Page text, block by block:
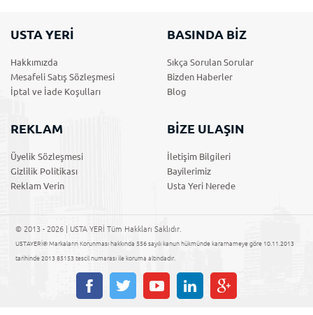
USTA YERİ
Hakkımızda
Mesafeli Satış Sözleşmesi
İptal ve İade Koşulları
BASINDA BİZ
Sıkça Sorulan Sorular
Bizden Haberler
Blog
REKLAM
Üyelik Sözleşmesi
Gizlilik Politikası
Reklam Verin
BİZE ULAŞIN
İletişim Bilgileri
Bayilerimiz
Usta Yeri Nerede
© 2013 - 2026 | USTA YERİ Tüm Hakkları Saklıdır.
USTAYERİ® Markaların Korunması hakkında 556 sayılı kanun hükmünde kararnameye göre 10.11.2013
tarihinde 2013 85153 tescil numarası ile koruma altındadır.